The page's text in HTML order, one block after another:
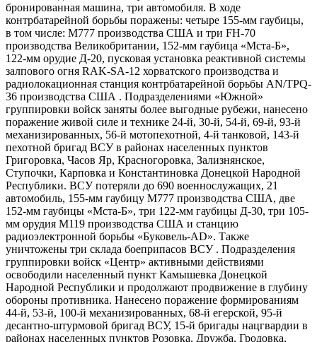
бронированная машина, три автомобиля. В ходе
контрбатарейной борьбы поражены: четыре 155-мм гаубицы,
в том числе: М777 производства США и три FH-70
производства Великобритании, 152-мм гаубица «Мста-​Б»,
122-мм орудие Д-20, пусковая установка реактивной системы
залпового огня RAK-​SA-12 хорватского производства и
радиолокационная станция контрбатарейной борьбы AN/TPQ-
36 производства США . Подразделениями «Южной»
группировки войск заняты более выгодные рубежи, нанесено
поражение живой силе и технике 24-й, 30-й, 54-й, 69-й, 93-й
механизированных, 56-й мотопехотной, 4-й танковой, 143-й
пехотной бригад ВСУ в районах населенных пунктов
Григоровка, Часов Яр, Красногоровка, Зализнянское,
Ступочки, Карповка и Константиновка Донецкой Народной
Республики. ВСУ потеряли до 690 военнослужащих, 21
автомобиль, 155-мм гаубицу М777 производства США, две
152-мм гаубицы «Мста-​Б», три 122-мм гаубицы Д-30, три 105-
мм орудия М119 производства США и станцию
радиоэлектронной борьбы «Буковель-​AD». Также
уничтожены три склада боеприпасов ВСУ . Подразделения
группировки войск «Центр» активными действиями
освободили населенный пункт Камышевка Донецкой
Народной Республики и продолжают продвижение в глубину
обороны противника. Нанесено поражение формированиям
44-й, 53-й, 100-й механизированных, 68-й егерской, 95-й
десантно-​штурмовой бригад ВСУ, 15-й бригады нацгвардии в
районах населенных пунктов Розовка, Дружба, Гродовка,